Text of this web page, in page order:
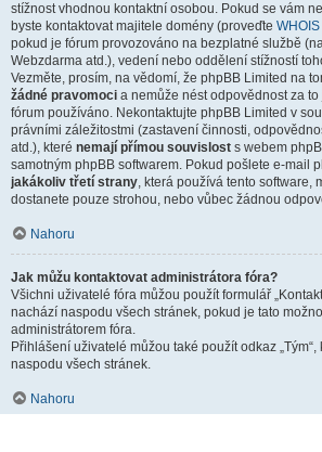
stížnost vhodnou kontaktní osobou. Pokud se vám
byste kontaktovat majitele domény (proveďte
pokud je fórum provozováno na bezplatné službě
Webzdarma atd.), vedení nebo oddělení stížností
Vezměte, prosím, na vědomí, že phpBB Limited na
žádné pravomoci a nemůže nést odpovědnost za
fórum používáno. Nekontaktujte phpBB Limited v
právními záležitostmi (zastavení činnosti,
atd.), které nemají přímou souvislost s webem
samotným phpBB softwarem. Pokud pošlete e-mail
jakákoliv třetí strany, která používá tento software,
dostanete pouze strohou, nebo vůbec žádnou
Nahoru
Jak můžu kontaktovat administrátora fóra?
Všichni uživatelé fóra můžou použít formulář
nachází naspodu všech stránek, pokud je tato
administrátorem fóra.
Přihlášení uživatelé můžou také použít odkaz
naspodu všech stránek.
Nahoru